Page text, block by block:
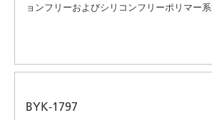
ョンフリーおよびシリコンフリーポリマー
BYK-1797